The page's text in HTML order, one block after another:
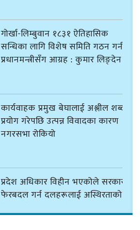
गोर्खा-लिम्बुवान १८३१ ऐतिहासिक
सन्धिका लागि विशेष समिति गठन गर्न
प्रधानमन्त्रीसँग आग्रह : कुमार लिङ्देन
कार्यवाहक प्रमुख बेघालाई अश्लील शब्द
प्रयोग गरेपछि उत्पन्न विवादका कारण
नगरसभा रोकियो
प्रदेश अधिकार विहीन भएकोले सरकार
फेरबदल गर्न दलहरूलाई अस्थिरताको